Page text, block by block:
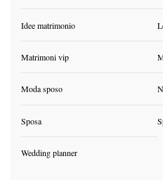
Idee matrimonio
Matrimoni vip
Moda sposo
Sposa
Wedding planner